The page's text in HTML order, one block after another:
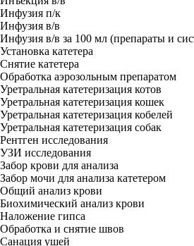
Инфузия п/к
Инфузия в/в
Инфузия в/в за 100 мл (препараты и
Установка катетера
Снятие катетера
Обработка аэрозольным препаратом
Уретральная катетеризация котов
Уретральная катетеризация кошек
Уретральная катетеризация кобелей
Уретральная катетеризация собак
Рентген исследования
УЗИ исследования
Забор крови для анализа
Забор мочи для анализа катетером
Общий анализ крови
Биохимический анализ крови
Наложение гипса
Обработка и снятие швов
Санация ушей